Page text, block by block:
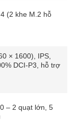
(2 khe M.2 hỗ
× 1600), IPS,
DCI-P3, hỗ trợ
– 2 quạt lớn, 5